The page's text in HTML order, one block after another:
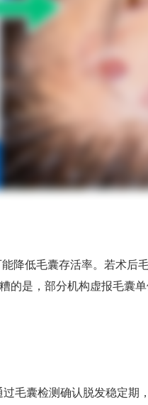
降低毛囊存活率。若术后
的是，部分机构虚报毛囊
毛囊检测确认脱发稳定期